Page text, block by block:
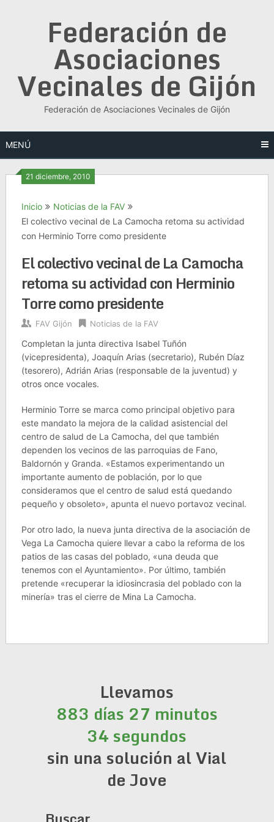
Federación de
Asociaciones
Vecinales de Gijón
Federación de Asociaciones Vecinales de Gijón
MENÚ
21 diciembre, 2010
Inicio
Noticias de la FAV
El colectivo vecinal de La Camocha retoma su actividad
con Herminio Torre como presidente
El colectivo vecinal de La Camocha
retoma su actividad con Herminio
Torre como presidente
FAV Gijón Noticias de la FAV
Completan la junta directiva Isabel Tuñón
(vicepresidenta), Joaquín Arias (secretario), Rubén Díaz
(tesorero), Adrián Arias (responsable de la juventud) y
otros once vocales.
Herminio Torre se marca como principal objetivo para
este mandato la mejora de la calidad asistencial del
centro de salud de La Camocha, del que también
dependen los vecinos de las parroquias de Fano,
Baldornón y Granda. «Estamos experimentando un
importante aumento de población, por lo que
consideramos que el centro de salud está quedando
pequeño y obsoleto», apunta el nuevo portavoz vecinal.
Por otro lado, la nueva junta directiva de la asociación de
Vega La Camocha quiere llevar a cabo la reforma de los
patios de las casas del poblado, «una deuda que
tenemos con el Ayuntamiento». Por último, también
pretende «recuperar la idiosincrasia del poblado con la
minería» tras el cierre de Mina La Camocha.
Llevamos
883 días 27 minutos
34 segundos
sin una solución al Vial
de Jove